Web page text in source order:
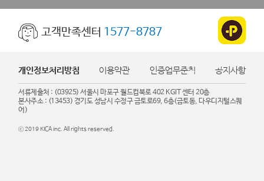
고객만족센터 1577-8787
개인정보처리방침 이용약관 인증업무준칙 공지사항
서류제출처 : (03925) 서울시 마포구 월드컵북로 402 KGIT 센터 20층
본사주소 : (13453) 경기도 성남시 수정구 금토로69, 6층(금토동, 다우디지털스퀘
어)
ⓒ 2019 KICA inc. All rights reserved.